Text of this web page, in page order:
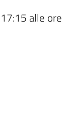
alle ore